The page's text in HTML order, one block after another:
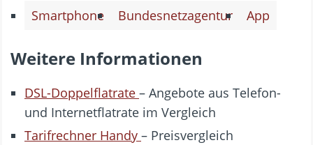
Smartphone
Bundesnetzagentur App
Weitere Informationen
DSL-Doppelflatrate – Angebote aus Telefon-
und Internetflatrate im Vergleich
Tarifrechner Handy – Preisvergleich